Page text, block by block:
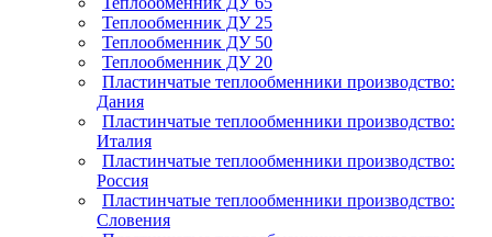
Теплообменник ДУ 25
Теплообменник ДУ 50
Теплообменник ДУ 20
Пластинчатые теплообменники производство:
Дания
Пластинчатые теплообменники производство:
Италия
Пластинчатые теплообменники производство:
Россия
Пластинчатые теплообменники производство:
Словения